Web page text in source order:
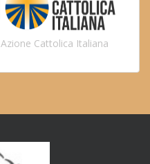
Azione Cattolica Italiana